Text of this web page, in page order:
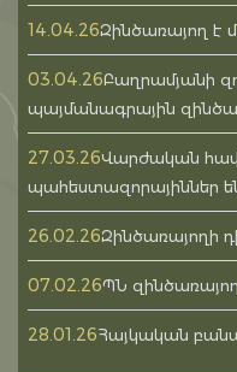
14.04.26Զինծառայող է
03.04.26Բաղրամյանի
պայմանագրային
27.03.26Վարժական
պահեստազորայիններ
26.02.26Զինծառայողի
07.02.26ՊՆ
28.01.26Հայկական